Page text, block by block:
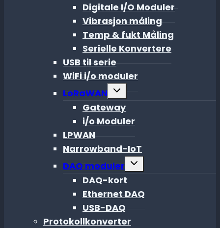
Digitale I/O Moduler
Vibrasjon måling
Temp & fukt Måling
Serielle Konvertere
USB til serie
WiFi i/o moduler
LoRaWAN
Toggle
Gateway
i/o Moduler
LPWAN
Narrowband-IoT
DAQ moduler
Toggle
DAQ-kort
Ethernet DAQ
USB-DAQ
Protokollkonverter